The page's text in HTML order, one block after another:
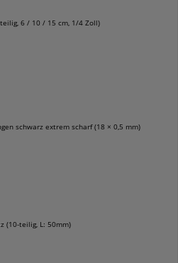
6 / 10 / 15 cm, 1/4 Zoll)
schwarz extrem scharf (18 × 0,5 mm)
(10-teilig, L: 50mm)